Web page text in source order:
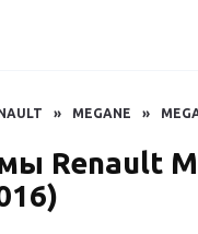
» MEGANE »
Renault